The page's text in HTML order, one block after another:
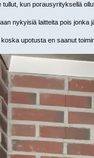
tullut, kun porausyrityksellä
nykyisiä laitteita pois jonka
upotusta en saanut